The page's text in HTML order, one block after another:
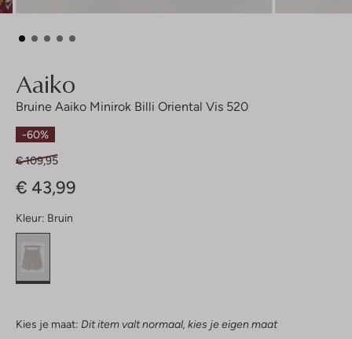
Aaiko
Bruine Aaiko Minirok Billi Oriental Vis 520
-60%
€ 109,95
€ 43,99
Kleur: Bruin
Kies je maat: Dit item valt normaal, kies je eigen maat